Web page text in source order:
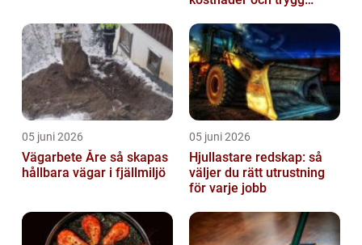
05 juni 2026
Vägarbete Åre så skapas
hållbara vägar i fjällmiljö
05 juni 2026
Hjullastare redskap: så
väljer du rätt utrustning
för varje jobb